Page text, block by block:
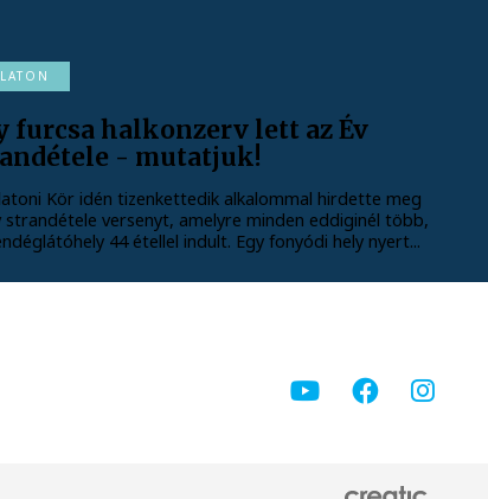
furcsa halkonzerv lett az Év
- mutatjuk!
Kör idén tizenkettedik alkalommal hirdette meg
strandétele versenyt, amelyre minden eddiginél több,
44 étellel indult. Egy fonyódi hely nyert...